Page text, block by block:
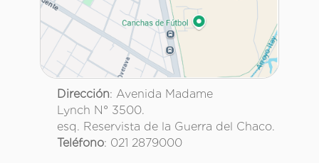
Dirección: Avenida Madame
Lynch N° 3500.
esq. Reservista de la Guerra del Chaco.
Teléfono: 021 2879000